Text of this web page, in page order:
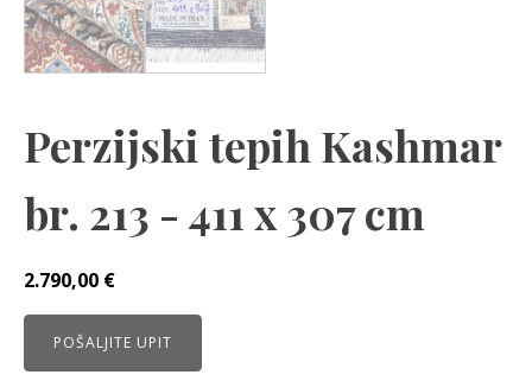
Perzijski tepih Kashmar
br. 213 - 411 x 307 cm
2.790,00 €
POŠALJITE UPIT